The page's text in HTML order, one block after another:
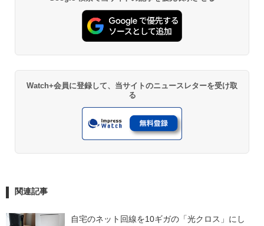
Watch+会員に登録して、当サイトのニュースレターを受け取
る
関連記事
自宅のネット回線を10ギガの「光クロス」にし